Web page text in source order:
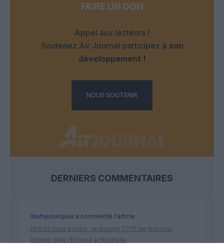
FAIRE UN DON
Appel aux lecteurs !
Soutenez Air Journal participez à son
développement !
NOUS SOUTENIR
DERNIERS COMMENTAIRES
Mathématiquesa commenté l'article :
19 h 23 sans escale : le Boeing 777F de National
Airlines relie l’Écosse à l’Australie